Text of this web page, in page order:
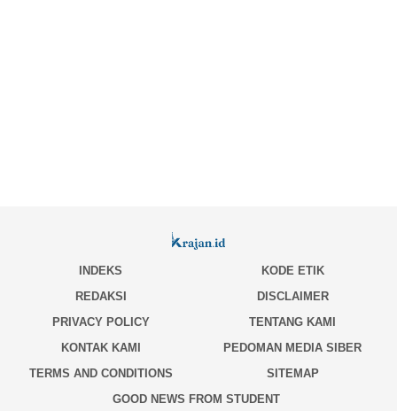
INDEKS
KODE ETIK
REDAKSI
DISCLAIMER
PRIVACY POLICY
TENTANG KAMI
KONTAK KAMI
PEDOMAN MEDIA SIBER
TERMS AND CONDITIONS
SITEMAP
GOOD NEWS FROM STUDENT